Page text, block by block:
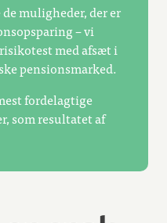
muligheder, der er
– vi
med afsæt i
pensionsmarked.
fordelagtige
som resultatet af